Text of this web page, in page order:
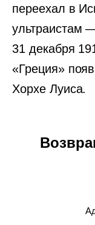
переехал в
ультраистам
31 декабря
«Греция»
Хорхе Луиса.